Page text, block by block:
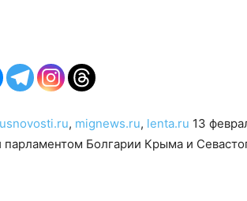
, mignews.ru, lenta.ru 13
Болгарии Крыма и